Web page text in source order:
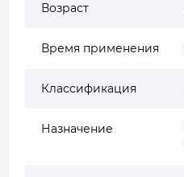
Возраст
Время применения
Классификация
Назначение